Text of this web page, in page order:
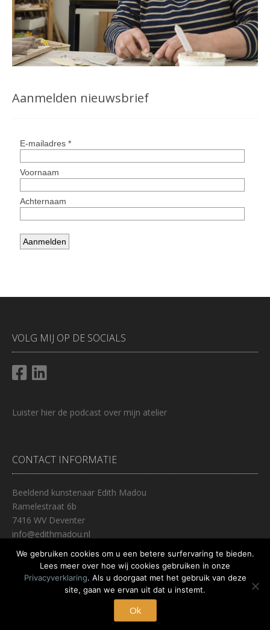
Aanmelden nieuwsbrief
VOLG MIJ OP DE SOCIALS
Luister hier de podcast over mijn atelier
CONTACT INFORMATIE
Beeldend kunstenaar Edith Madou
Ramelestraat 6b
7416 WV Deventer
info@edithmadou.nl
PRIVACY VERKLARING
We gebruiken cookies om u een betere surfervaring te bieden.
Lees meer over hoe wij cookies gebruiken in onze
Privacyverklaring. Als u doorgaat met het gebruik van deze
site, gaan we ervan uit dat u instemt.
Ok